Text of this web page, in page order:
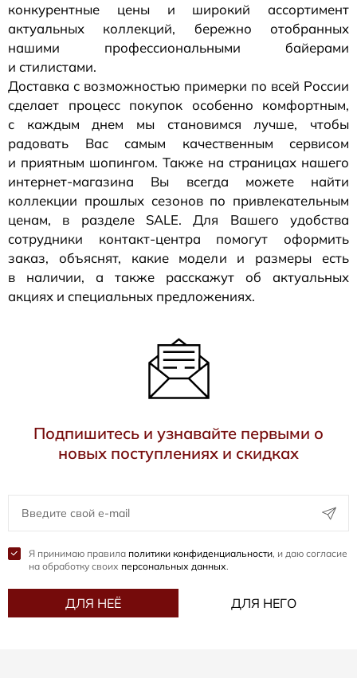
конкурентные цены и широкий ассортимент
актуальных коллекций, бережно отобранных
нашими профессиональными байерами
и стилистами.
Доставка с возможностью примерки по всей России
сделает процесс покупок особенно комфортным,
с каждым днем мы становимся лучше, чтобы
радовать Вас самым качественным сервисом
и приятным шопингом. Также на страницах нашего
интернет-магазина Вы всегда можете найти
коллекции прошлых сезонов по привлекательным
ценам, в разделе SALE. Для Вашего удобства
сотрудники контакт-центра помогут оформить
заказ, объяснят, какие модели и размеры есть
в наличии, а также расскажут об актуальных
акциях и специальных предложениях.
Подпишитесь и узнавайте первыми о
новых поступлениях и скидках
Я принимаю правила политики конфиденциальности, и даю согласие
на обработку своих персональных данных.
ДЛЯ НЕЁ ДЛЯ НЕГО